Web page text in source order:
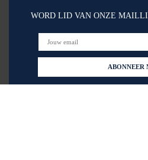
WORD LID VAN ONZE